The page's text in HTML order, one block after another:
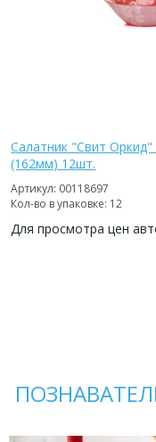
Салатник "Свит Оркид"
(162мм) 12шт.
Артикул: 00118697
Кол-во в упаковке: 12
Для просмотра цен